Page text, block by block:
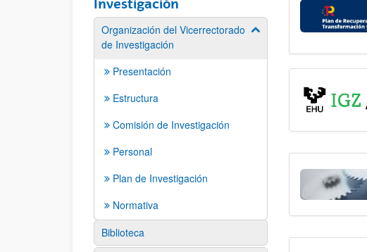
Investigación
Organización del Vicerrectorado
de Investigación
Mostrar/ocultar subpáginas
Presentación
Estructura
Comisión de Investigación
Personal
Plan de Investigación
Normativa
Biblioteca